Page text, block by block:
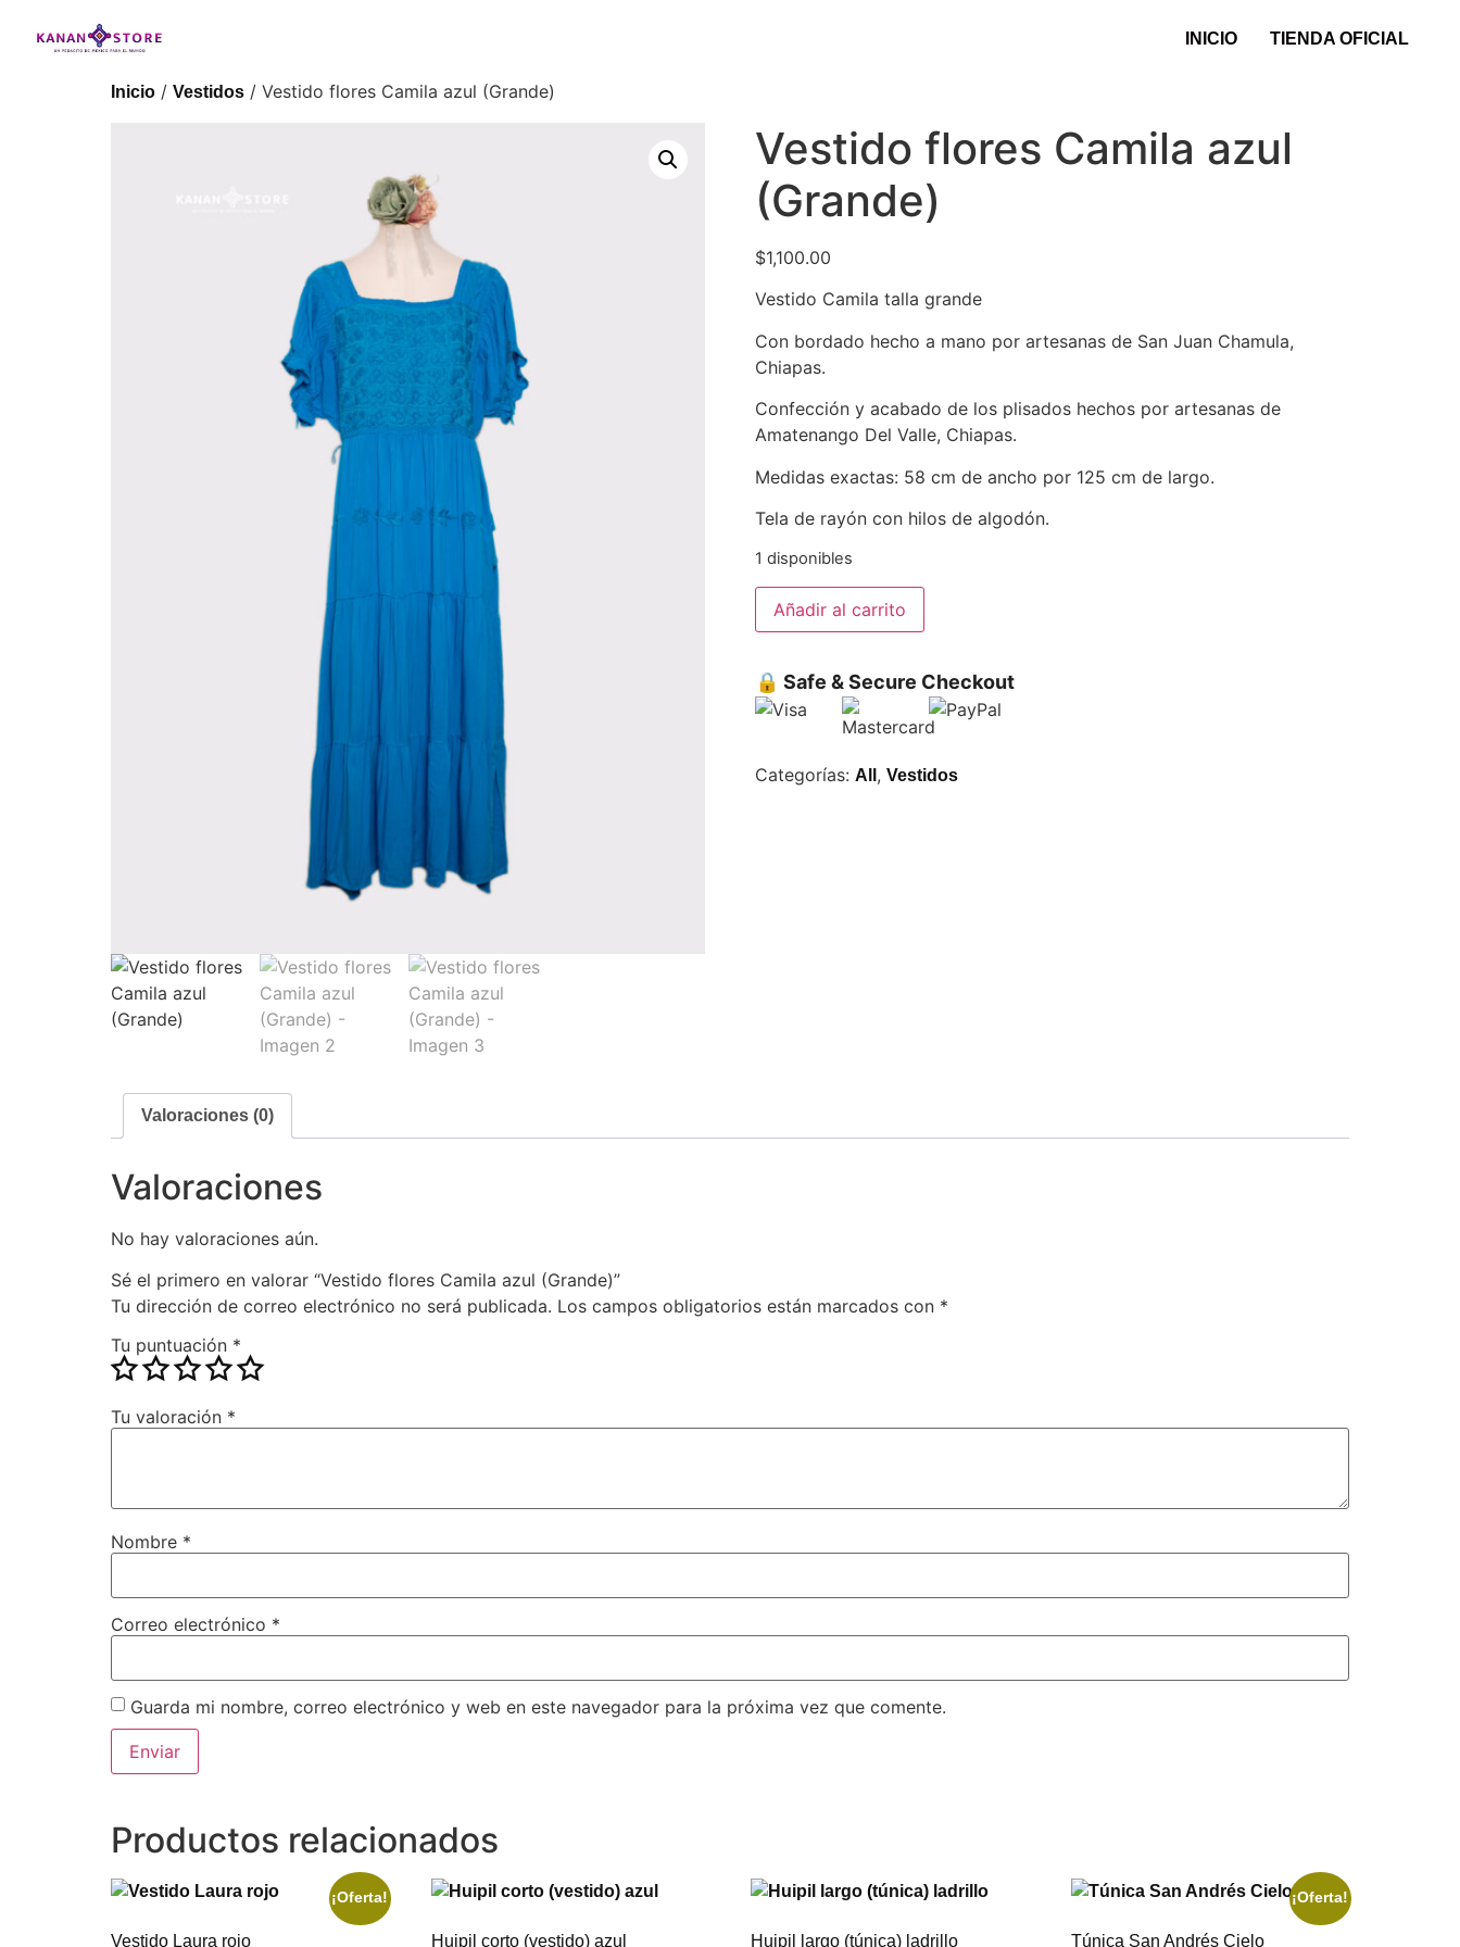
INICIO TIENDA OFICIAL
Inicio / Vestidos / Vestido flores Camila azul (Grande)
Vestido flores Camila azul
(Grande)
$1,100.00
Vestido Camila talla grande
Con bordado hecho a mano por artesanas de San Juan Chamula,
Chiapas.
Confección y acabado de los plisados hechos por artesanas de
Amatenango Del Valle, Chiapas.
Medidas exactas: 58 cm de ancho por 125 cm de largo.
Tela de rayón con hilos de algodón.
1 disponibles
Añadir al carrito
🔒 Safe & Secure Checkout
Categorías: All , Vestidos
Valoraciones (0)
Valoraciones
No hay valoraciones aún.
Sé el primero en valorar “Vestido flores Camila azul (Grande)”
Tu dirección de correo electrónico no será publicada. Los campos obligatorios están marcados con *
Tu puntuación *
Tu valoración *
Nombre *
Correo electrónico *
Guarda mi nombre, correo electrónico y web en este navegador para la próxima vez que comente.
Productos relacionados
¡Oferta!
Vestido Laura rojo Huipil corto (vestido) azul Huipil largo (túnica) ladrillo
¡Oferta!
Túnica San Andrés Cielo